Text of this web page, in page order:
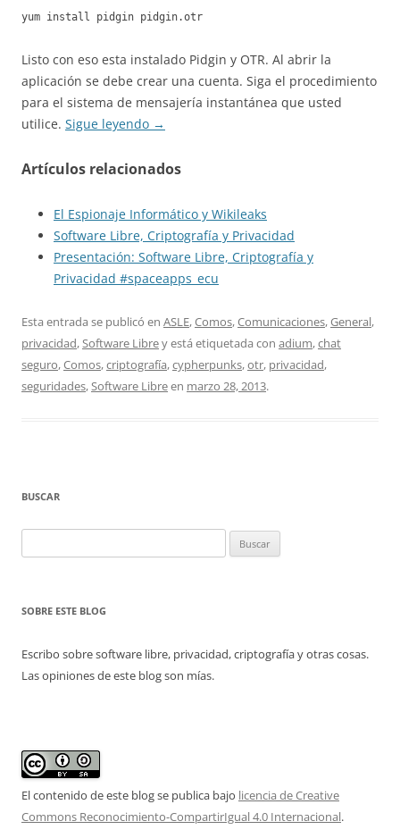
yum install pidgin pidgin.otr
Listo con eso esta instalado Pidgin y OTR. Al abrir la
aplicación se debe crear una cuenta. Siga el procedimiento
para el sistema de mensajería instantánea que usted
utilice. Sigue leyendo →
Artículos relacionados
El Espionaje Informático y Wikileaks
Software Libre, Criptografía y Privacidad
Presentación: Software Libre, Criptografía y
Privacidad #spaceapps_ecu
Esta entrada se publicó en ASLE,Comos,Comunicaciones,General,
privacidad,Software Librey está etiquetada con adium,chat
seguro,Comos,criptografía,cypherpunks,otr, privacidad,
seguridades,Software Libreen marzo 28, 2013.
BUSCAR
SOBRE ESTE BLOG
Escribo sobre software libre, privacidad, criptografía y otras cosas.
Las opiniones de este blog son mías.
El contenido de este blog se publica bajo licencia de Creative
Commons Reconocimiento-CompartirIgual 4.0 Internacional.